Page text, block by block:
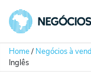
Home/ Negócios à
Inglês